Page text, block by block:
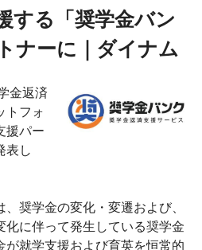
する「奨学金バン
ナーに｜ダイナム
金返済
トフォ
援パー
表し
、奨学金の変化・変遷および、
化に伴って発生している奨学金
が就学支援および育英を恒常的